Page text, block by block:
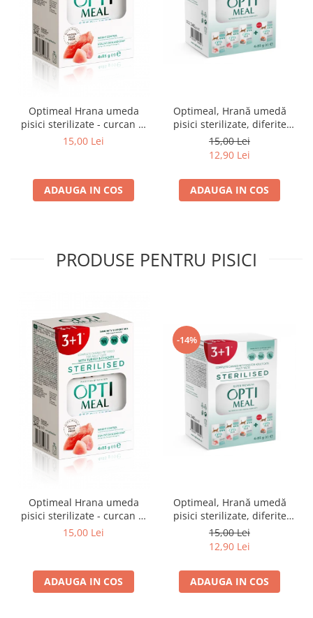
Optimeal Hrana umeda
pisici sterilizate - curcan si
pui in sos, set 3+1,
15,00 Lei
ADAUGA IN COS
Optimeal, Hrană umedă
pisici sterilizate, diferite
arome, (3+1), 0.34kg
15,00 Lei
12,90 Lei
ADAUGA IN COS
PRODUSE PENTRU PISICI
Optimeal Hrana umeda
pisici sterilizate - curcan si
pui in sos, set 3+1,
15,00 Lei
ADAUGA IN COS
-14%
Optimeal, Hrană umedă
pisici sterilizate, diferite
arome, (3+1), 0.34kg
15,00 Lei
12,90 Lei
ADAUGA IN COS